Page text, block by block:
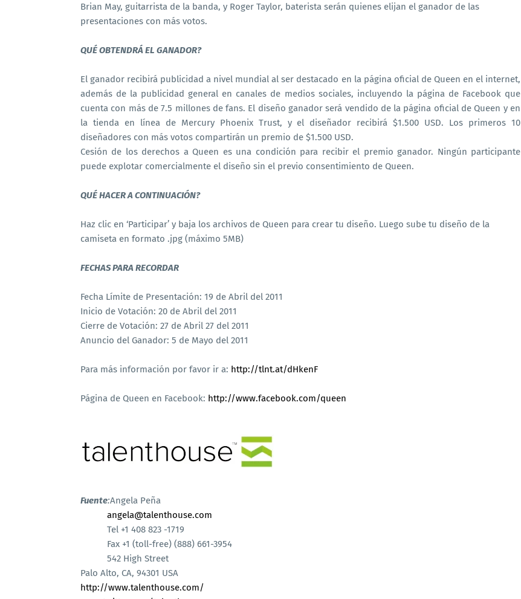
Brian May, guitarrista de la banda, y Roger Taylor, baterista serán quienes elijan el ganador de las
presentaciones con más votos.
QUÉ OBTENDRÁ EL GANADOR?
El ganador recibirá publicidad a nivel mundial al ser destacado en la página oficial de Queen en el internet,
además de la publicidad general en canales de medios sociales, incluyendo la página de Facebook que
cuenta con más de 7.5 millones de fans. El diseño ganador será vendido de la página oficial de Queen y en
la tienda en línea de Mercury Phoenix Trust, y el diseñador recibirá $1.500 USD. Los primeros 10
diseñadores con más votos compartirán un premio de $1.500 USD.
Cesión de los derechos a Queen es una condición para recibir el premio ganador. Ningún participante
puede explotar comercialmente el diseño sin el previo consentimiento de Queen.
QUÉ HACER A CONTINUACIÓN?
Haz clic en ‘Participar’ y baja los archivos de Queen para crear tu diseño. Luego sube tu diseño de la
camiseta en formato .jpg (máximo 5MB)
FECHAS PARA RECORDAR
Fecha Límite de Presentación: 19 de Abril del 2011
Inicio de Votación: 20 de Abril del 2011
Cierre de Votación: 27 de Abril 27 del 2011
Anuncio del Ganador: 5 de Mayo del 2011
Para más información por favor ir a: http://tlnt.at/dHkenF
Página de Queen en Facebook: http://www.facebook.com/queen
Fuente:Angela Peña
angela@talenthouse.com
Tel +1 408 823 -1719
Fax +1 (toll-free) (888) 661-3954
542 High Street
Palo Alto, CA, 94301 USA
http://www.talenthouse.com/